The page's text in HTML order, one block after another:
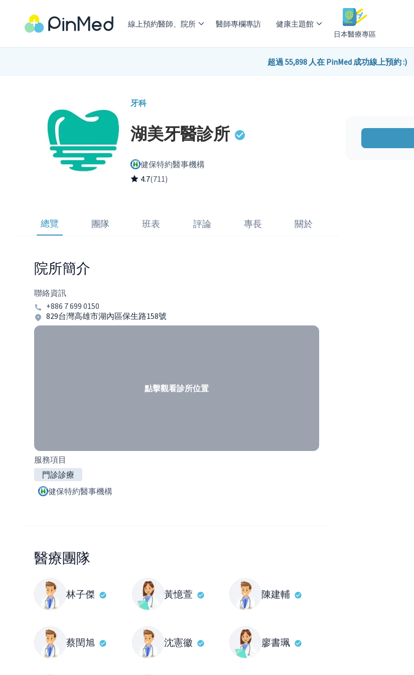
線上預約醫師、院所 醫師專欄專訪 健康主題館
日本醫療專區
超過 55,898 人在 PinMed 成功線上預約 :)
牙科
湖美牙醫診所
健保特約醫事機構
4.7(711)
總覽 團隊 班表 評論 專長 關於
院所簡介
聯絡資訊
+886 7 699 0150
829台灣高雄市湖內區保生路158號
點擊觀看診所位置
服務項目
門診診療
健保特約醫事機構
醫療團隊
林子傑 黃憶萱 陳建輔
蔡閏旭 沈憲徽 廖書珮